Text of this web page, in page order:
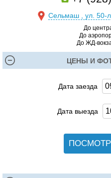
Сельмаш , ул. 50-
До
До
До ЖД-
ЦЕНЫ И
Дата заезда
Дата выезда